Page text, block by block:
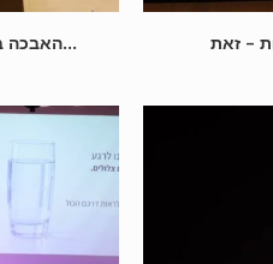
« האבכה בחודש החמישי – שיבת ציון: בין חורבן...